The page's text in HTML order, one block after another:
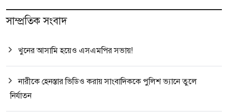
সাম্প্রতিক সংবাদ
খুনের আসামি হয়েও এসএমপির সভায়!
নারীকে হেনস্তার ভিডিও করায় সাংবাদিককে পুলিশ ভ্যানে তুলে
নির্যাতন